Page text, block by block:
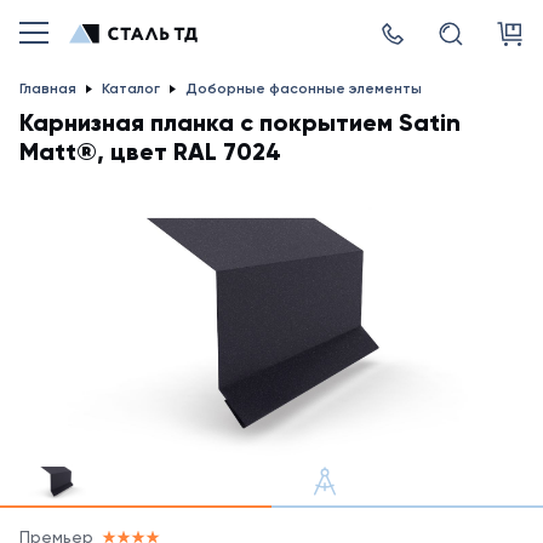
Главная Каталог Доборные фасонные элементы
Карнизная планка с покрытием Satin
Matt®, цвет RAL 7024
Премьер